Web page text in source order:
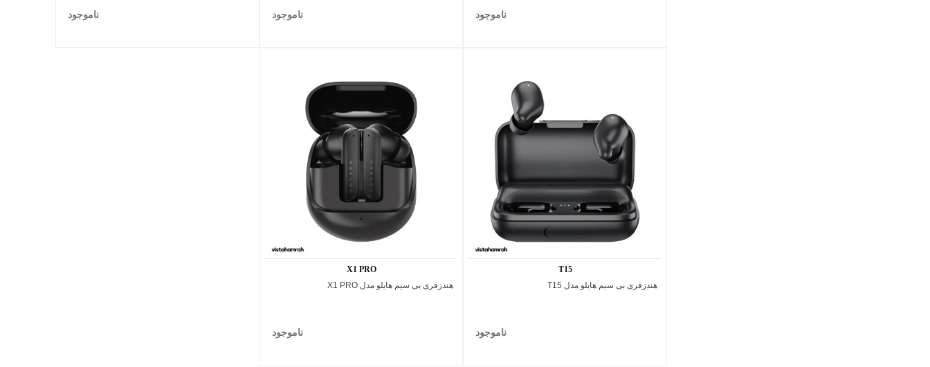
ناموجود ناموجود ناموجود
اضافه به مقایسه
T15
هندزفری بی‌ سیم هایلو مدل T15
ناموجود
اضافه به مقایسه
X1 PRO
هندزفری بی سیم هایلو مدل X1 PRO
ناموجود